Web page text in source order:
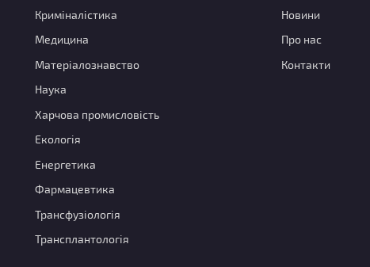
Криміналістика
Медицина
Матеріалознавство
Наука
Харчова промисловість
Екологія
Енергетика
Фармацевтика
Трансфузіологія
Трансплантологія
Новини
Про нас
Контакти